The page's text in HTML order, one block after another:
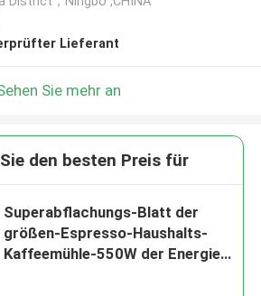
Lieferant
Sie mehr an
den besten Preis für
Superabflachungs-Blatt der
größen-Espresso-Haushalts-
Kaffeemühle-550W der Energie-